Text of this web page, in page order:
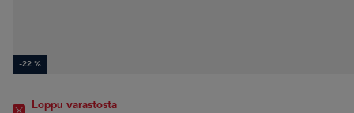
-22 %
Loppu varastosta